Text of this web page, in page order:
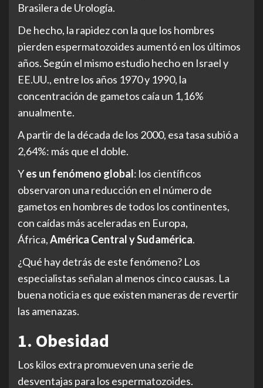
Brasilera de Urología.
De hecho, la rapidez con la que los hombres
pierden espermatozoides aumentó en los últimos
años. Según el mismo estudio hecho en Israel y
EE.UU., entre los años 1970 y 1990, la
concentración de gametos caía un 1,16%
anualmente.
A partir de la década de los 2000, esa tasa subió a
2,64%: más que el doble.
Yes un fenómeno global: los científicos
observaron una reducción en el número de
gametos en hombres de todos los continentes,
con caídas más aceleradas en Europa,
África,América Central y Sudamérica.
¿Qué hay detrás de este fenómeno? Los
especialistas señalan al menos cinco causas. La
buena noticia es que existen maneras de revertir
las amenazas.
1. Obesidad
Los kilos extra promueven una serie de
desventajas para los espermatozoides.